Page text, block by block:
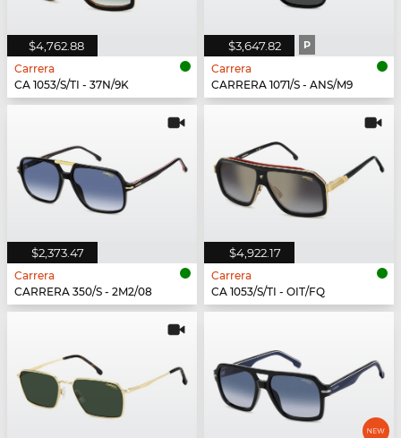
$4,762.88
Carrera
CA 1053/S/TI - 37N/9K
$3,647.82 P
Carrera
CARRERA 1071/S - ANS/M9
$2,373.47
Carrera
CARRERA 350/S - 2M2/08
$4,922.17
Carrera
CA 1053/S/TI - OIT/FQ